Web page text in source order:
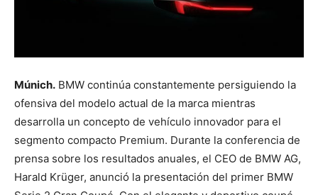
Múnich. BMW continúa constantemente persiguiendo la
ofensiva del modelo actual de la marca mientras
desarrolla un concepto de vehículo innovador para el
segmento compacto Premium. Durante la conferencia de
prensa sobre los resultados anuales, el CEO de BMW AG,
Harald Krüger, anunció la presentación del primer BMW